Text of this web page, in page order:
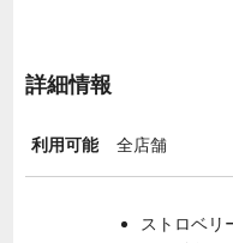
詳細情報
利用可能 全店舗
ストロベリ